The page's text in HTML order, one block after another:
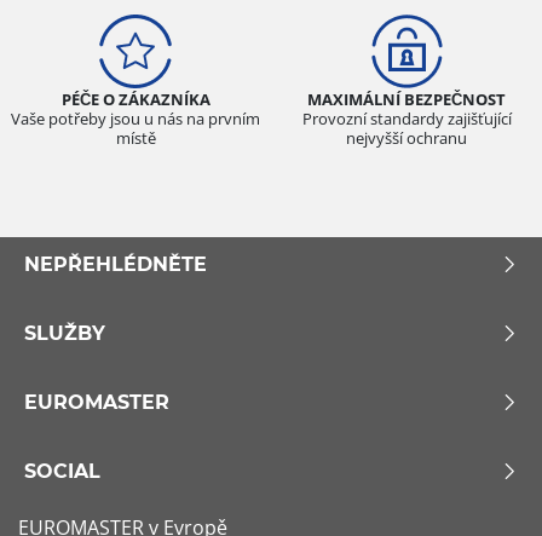
PÉČE O ZÁKAZNÍKA
Vaše potřeby jsou u nás na prvním
místě
MAXIMÁLNÍ BEZPEČNOST
Provozní standardy zajišťující
nejvyšší ochranu
NEPŘEHLÉDNĚTE
SLUŽBY
EUROMASTER
SOCIAL
EUROMASTER v Evropě